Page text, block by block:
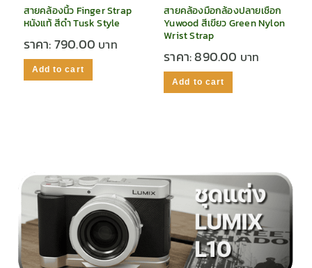
สายคล้องนิ้ว Finger Strap
หนังแท้ สีดำ Tusk Style
ราคา:790.00
Add to cart
สายคล้องมือกล้องปลายเชือก
Yuwood สีเขียว Green Nylon
Wrist Strap
ราคา:890.00
Add to cart